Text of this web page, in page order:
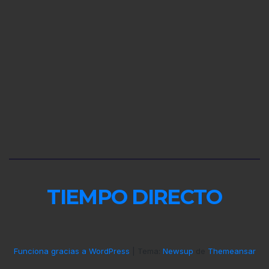
TIEMPO DIRECTO
Funciona gracias a WordPress Newsup Themeansar